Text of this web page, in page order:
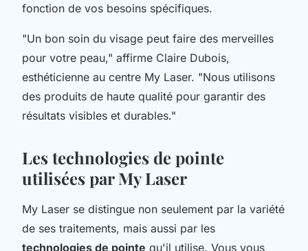
fonction de vos besoins spécifiques.
"Un bon soin du visage peut faire des merveilles
pour votre peau," affirme Claire Dubois,
esthéticienne au centre My Laser. "Nous utilisons
des produits de haute qualité pour garantir des
résultats visibles et durables."
Les technologies de pointe
utilisées par My Laser
My Laser se distingue non seulement par la variété
de ses traitements, mais aussi par les
technologies de pointe qu'il utilise. Vous vous